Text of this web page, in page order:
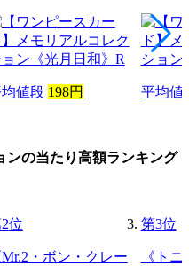
値段 198円 平均値
ンの当たり高額ランキング
2位
Mr.2・ボン・クレー
第3位
《ト